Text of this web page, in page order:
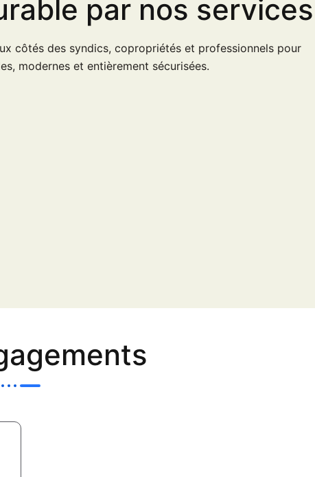
par nos services
côtés des syndics, copropriétés et professionnels pour
modernes et entièrement sécurisées.